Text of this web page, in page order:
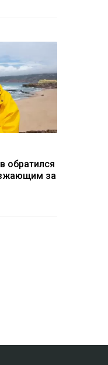
обратился
за